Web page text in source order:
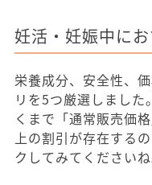
妊活・妊娠中に
栄養成分、安全性、
リを5つ厳選しまし
くまで「通常販売価
上の割引が存在する
クしてみてくださいね